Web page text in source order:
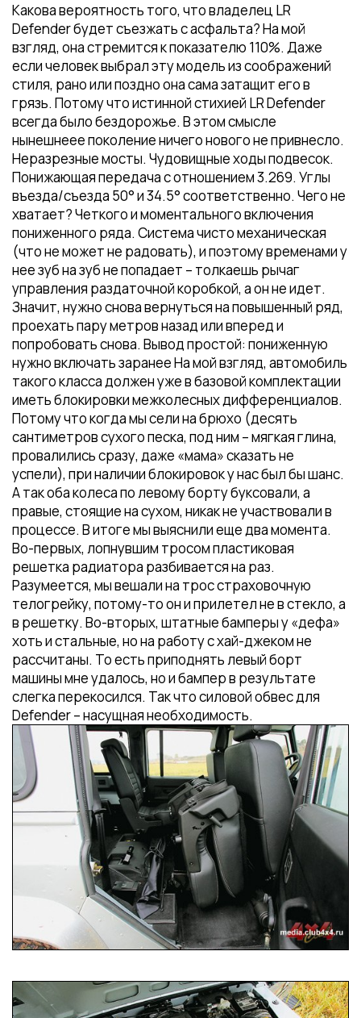
Какова вероятность того, что владелец LR
Defender будет съезжать с асфальта? На мой
взгляд, она стремится к показателю 110%. Даже
если человек выбрал эту модель из соображений
стиля, рано или поздно она сама затащит его в
грязь. Потому что истинной стихией LR Defender
всегда было бездорожье. В этом смысле
нынешнеее поколение ничего нового не привнесло.
Неразрезные мосты. Чудовищные ходы подвесок.
Понижающая передача c отношением 3.269. Углы
въезда/съезда 50° и 34.5° соответственно. Чего не
хватает? Четкого и моментального включения
пониженного ряда. Система чисто механическая
(что не может не радовать), и поэтому временами у
нее зуб на зуб не попадает – толкаешь рычаг
управления раздаточной коробкой, а он не идет.
Значит, нужно снова вернуться на повышенный ряд,
проехать пару метров назад или вперед и
попробовать снова. Вывод простой: пониженную
нужно включать заранее На мой взгляд, автомобиль
такого класса должен уже в базовой комплектации
иметь блокировки межколесных дифференциалов.
Потому что когда мы сели на брюхо (десять
сантиметров сухого песка, под ним – мягкая глина,
провалились сразу, даже «мама» сказать не
успели), при наличии блокировок у нас был бы шанс.
А так оба колеса по левому борту буксовали, а
правые, стоящие на сухом, никак не участвовали в
процессе. В итоге мы выяснили еще два момента.
Во-первых, лопнувшим тросом пластиковая
решетка радиатора разбивается на раз.
Разумеется, мы вешали на трос страховочную
телогрейку, потому-то он и прилетел не в стекло, а
в решетку. Во-вторых, штатные бамперы у «дефа»
хоть и стальные, но на работу с хай-джеком не
рассчитаны. То есть приподнять левый борт
машины мне удалось, но и бампер в результате
слегка перекосился. Так что силовой обвес для
Defender – насущная необходимость.